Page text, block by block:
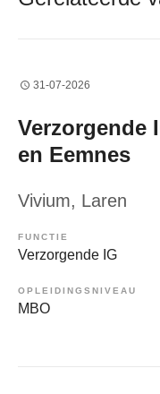
31-07-2026
Verzorgende
en Eemnes
Vivium, Laren
FUNCTIE
Verzorgende IG
OPLEIDINGSNIVEAU
MBO